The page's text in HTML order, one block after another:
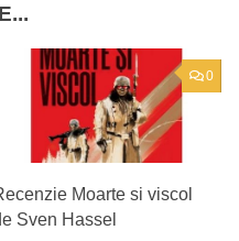
0
Moarte si viscol
Sven Hassel